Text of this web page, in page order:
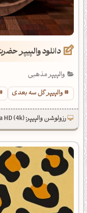
دانلود والپیپر
والپیپر مذهبی
والپیپر گل سه بعدی
رزولوشن والپیپر: Ultra HD (4k)